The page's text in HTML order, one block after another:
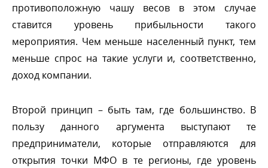
противоположную чашу весов в этом случае
ставится уровень прибыльности такого
мероприятия. Чем меньше населенный пункт, тем
меньше спрос на такие услуги и, соответственно,
доход компании.
торой принцип – быть там, где большинство.
пользу данного аргумента выступают те
предприниматели, которые отправляются для
открытия точки МФО в те регионы, где уровень